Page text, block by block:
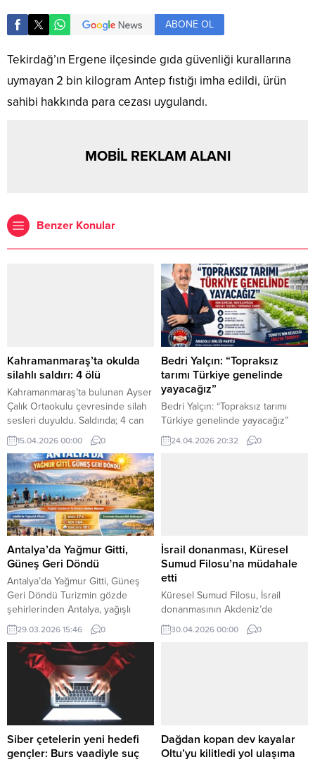
ABONE OL
Tekirdağ’ın Ergene ilçesinde gıda güvenliği kurallarına
uymayan 2 bin kilogram Antep fıstığı imha edildi, ürün
sahibi hakkında para cezası uygulandı.
MOBİL REKLAM ALANI
Benzer Konular
Kahramanmaraş’ta okulda
silahlı saldırı: 4 ölü
Kahramanmaraş’ta bulunan Ayser
Çalık Ortaokulu çevresinde silah
sesleri duyuldu. Saldırıda; 4 can
kaybı, 20 yaralı.
15.04.2026 00:00 0
Bedri Yalçın: “Topraksız
tarımı Türkiye genelinde
yayacağız”
Bedri Yalçın: “Topraksız tarımı
Türkiye genelinde yayacağız”
ANKARA – Anadolu Birliği Partisi
Genel Başkanı Bedri Yalçın, tarım
dünya sıralamasında üst
basamaklara taşıyacağını ifade
etti. Yalçın, geleneksel tarımın...
24.04.2026 20:32 0
Antalya’da Yağmur Gitti,
Güneş Geri Döndü
Antalya’da Yağmur Gitti, Güneş
Geri Döndü Turizmin gözde
şehirlerinden Antalya, yağışlı
günlerin ardından yeniden
güneşli havaya kavuştu. Sabah
saatlerinde yüzünü gösteren
güneş, kentte hem yerli halkı hem
de ziyaretçileri sahillere çekti.
Meteorolojik verilere göre kentte
hava sıcaklığı 17 derece olarak
ölçülürken, nem oranı yüzde 64
seviyesinde kaydedildi. Deniz
suyu sıcaklığının...
29.03.2026 15:46 0
İsrail donanması, Küresel
Sumud Filosu’na müdahale
etti
Küresel Sumud Filosu, İsrail
donanmasının Akdeniz’de
uluslararası sularda seyreden
yardım teknelerine müdahale
30.04.2026 00:00 0
Siber çetelerin yeni hedefi
gençler: Burs vaadiyle suç
Dağdan kopan dev kayalar
Oltu’yu kilitledi yol ulaşıma